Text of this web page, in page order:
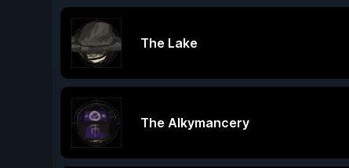
The Lake
The Alkymancery